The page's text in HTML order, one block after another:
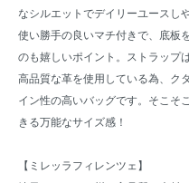
なシルエットでデイリーユースし
使い勝手の良いマチ付きで、底板
のも嬉しいポイント。ストラップ
高品質な革を使用している為、ク
イン性の高いバッグです。そこそ
きる万能なサイズ感！
【ミレッラフィレンツェ】